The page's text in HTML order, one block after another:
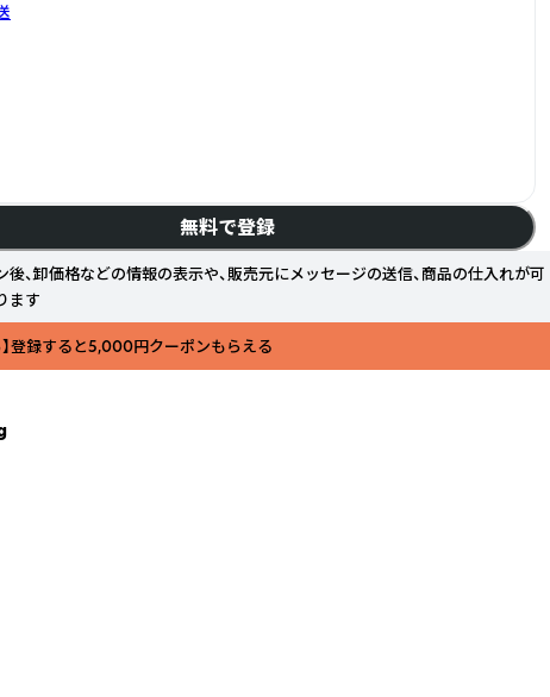
無料で登録
後、卸価格などの情報の表示や、販売元にメッセージの送信、商品の仕入れが可
ます
】登録すると5,000円クーポンもらえる